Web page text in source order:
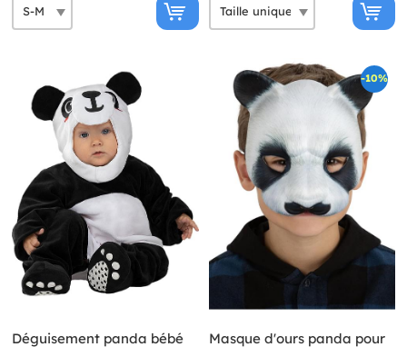
Déguisement panda bébé
-10%
Masque d'ours panda pour